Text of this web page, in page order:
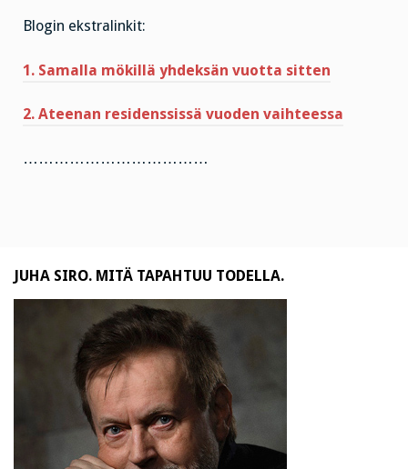
Blogin ekstralinkit:
1. Samalla mökillä yhdeksän vuotta sitten
2. Ateenan residenssissä vuoden vaihteessa
………………………………
JUHA SIRO. MITÄ TAPAHTUU TODELLA.